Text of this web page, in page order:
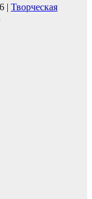
| Творческая